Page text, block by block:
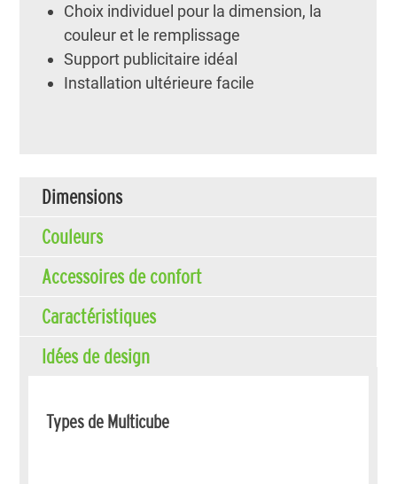
Choix individuel pour la dimension, la
couleur et le remplissage
Support publicitaire idéal
Installation ultérieure facile
Dimensions
Couleurs
Accessoires de confort
Caractéristiques
Idées de design
Types de Multicube